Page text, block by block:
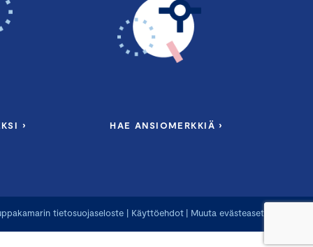
› HAE ANSIOMERKKIÄ ›
tietosuojaseloste | Käyttöehdot | Muuta evästeasetuksia